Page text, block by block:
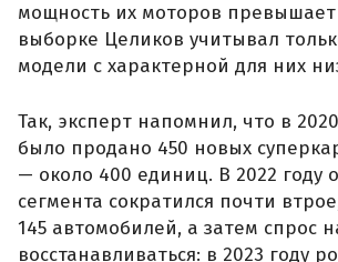
мощность их моторов превышает
выборке Целиков учитывал
модели с характерной для них
Так, эксперт напомнил, что в
было продано 450 новых
— около 400 единиц. В 2022 году
сегмента сократился почти
145 автомобилей, а затем спрос
восстанавливаться: в 2023 году